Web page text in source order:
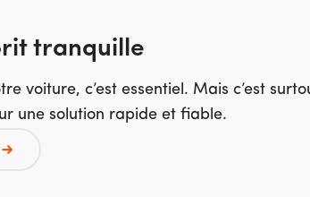
tranquille
voiture, c’est essentiel. Mais c’est
une solution rapide et fiable.